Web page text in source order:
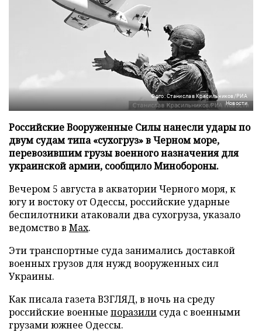
Фото: Станислав Красильников/РИА
Новости
Российские Вооруженные Силы нанесли удары по
двум судам типа «сухогруз» в Черном море,
перевозившим грузы военного назначения для
украинской армии, сообщило Минобороны.
Вечером 5 августа в акватории Черного моря, к
югу и востоку от Одессы, российские ударные
беспилотники атаковали два сухогруза, указало
ведомство в Max.
Эти транспортные суда занимались доставкой
военных грузов для нужд вооруженных сил
Украины.
Как писала газета ВЗГЛЯД, в ночь на среду
российские военные поразили суда с военными
грузами южнее Одессы.